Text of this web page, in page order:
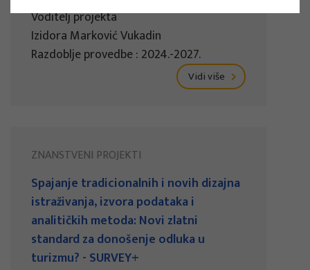
Voditelj projekta
Izidora Marković Vukadin
Razdoblje provedbe : 2024.-2027.
Vidi više
ZNANSTVENI PROJEKTI
Spajanje tradicionalnih i novih dizajna
istraživanja, izvora podataka i
analitičkih metoda: Novi zlatni
standard za donošenje odluka u
turizmu? - SURVEY+